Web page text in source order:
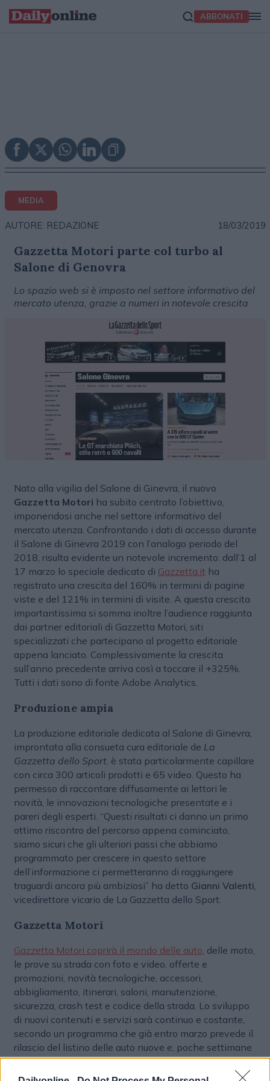
ABBONATI
MEDIA
AUTORE: REDAZIONE 18/03/2019
Gazzetta Motori parte col turbo al
Salone di Genovra
Lo spazio web si è imposto nel settore informativo del
mercato utenza, grazie a numeri in notevole crescita
Nato alla vigilia del Salone di Ginevra, il nuovo
Gazzetta Motori ha subito centrato l’obiettivo,
imponendosi anche nel settore informativo del
mercato utenza. Confrontando i dati di accesso durante
il Salone di Ginevra 2019 con l’analogo periodo del
2018, risulta evidente un notevole incremento: dall’1 al
17 marzo lo speciale dedicato di Gazzetta.it ha
registrato una crescita del 160% in termini di pagine
viste e del 121% in termini di visite. A questa crescita
importantissima si somma inoltre l’audience raggiunta
dai partner editoriali di Gazzetta Motori, siti
specializzati che partecipano al progetto editoriale
appena lanciato. Complessivamente la crescita
sull’anno precedente arriva così a toccare il +325%.
Tutti i dati sono di fonte Adobe Analytics.
Produzione ampia
La produzione editoriale dedicata al Salone di Ginevra,
improntata alla consueta cura editoriale de La
Gazzetta dello Sport, è stata particolarmente capillare
con circa 300 articoli prodotti e 65 video. Questo ha
permesso di raccontare diffusamente ai lettori le
novità, le innovazioni tecnologiche presentate e i
pareri degli esperti. “Questi risultati ci danno un primo
ottimo riscontro del percorso appena cominciato,
siamo sicuri che gli ulteriori passi che abbiamo
programmato per crescere in questo settore
dell’informazione ci permetteranno di raggiungere
traguardi ancora più ambiziosi” ha detto Gianni Valenti,
vicedirettore vicario de La Gazzetta dello Sport.
Gazzetta Motori
Gazzetta Motori coprirà il mondo delle auto, delle moto,
le prove su strada con foto e video, offerte e
promozioni, novità tecnologiche, accessori,
abbigliamento, itinerari, saloni, manutenzione,
sicurezza, crash test e codice della strada. Lo sviluppo
di nuovi contenuti e servizi sarà continuo e costante,
secondo un programma che già entro marzo prevede il
rilascio del listino delle auto nuove e, poche settimane
dopo, una nuova homepage tutta dedicata ai motori.